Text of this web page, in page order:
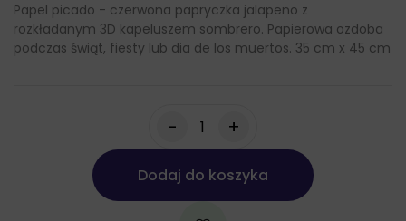
Papel picado - czerwona papryczka jalapeno z
rozkładanym 3D kapeluszem sombrero. Papierowa ozdoba
podczas świąt, fiesty lub dia de los muertos. 35 cm x 45 cm
- +
Dodaj do koszyka